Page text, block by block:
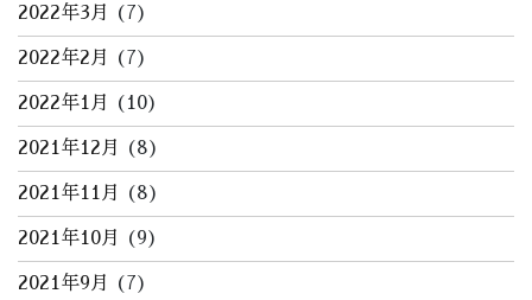
2022年3月 (7)
2022年2月 (7)
2022年1月 (10)
2021年12月 (8)
2021年11月 (8)
2021年10月 (9)
2021年9月 (7)